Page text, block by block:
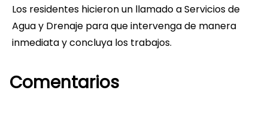
Los residentes hicieron un llamado a Servicios de
Agua y Drenaje para que intervenga de manera
inmediata y concluya los trabajos.
Comentarios